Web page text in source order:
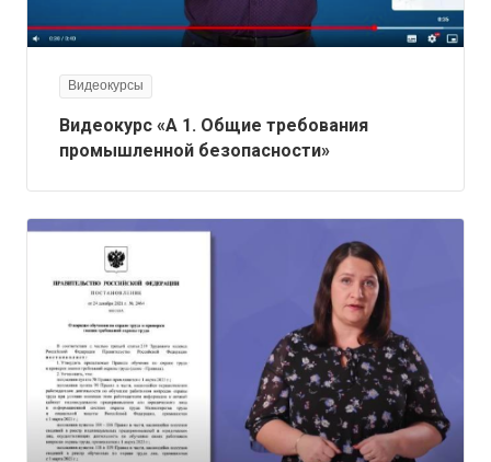
Видеокурсы
Видеокурс «А 1. Общие требования
промышленной безопасности»